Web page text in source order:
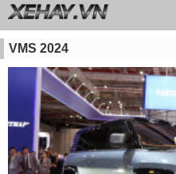
VMS 2024